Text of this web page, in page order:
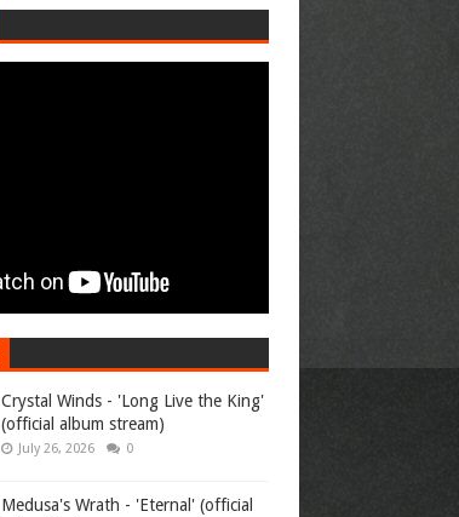
Crystal Winds - 'Long Live the King'
(official album stream)
July 26, 2026 0
Medusa's Wrath - 'Eternal' (official